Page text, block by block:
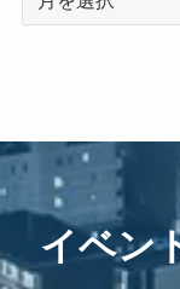
イベン